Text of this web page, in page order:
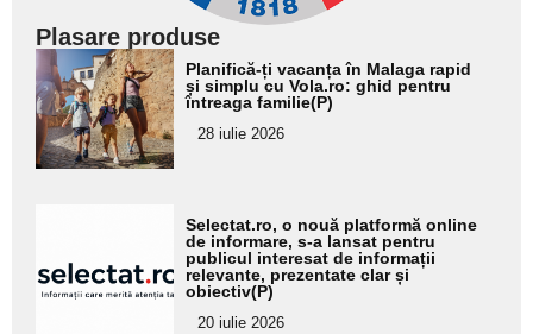
Plasare produse
Adaugă
aici textul
pentru
subtitlu
Planifică-ți vacanța în Malaga rapid
și simplu cu Vola.ro: ghid pentru
întreaga familie(P)
28 iulie 2026
pentru
subtitlu
Selectat.ro, o nouă platformă online
de informare, s-a lansat pentru
publicul interesat de informații
relevante, prezentate clar și
obiectiv(P)
20 iulie 2026